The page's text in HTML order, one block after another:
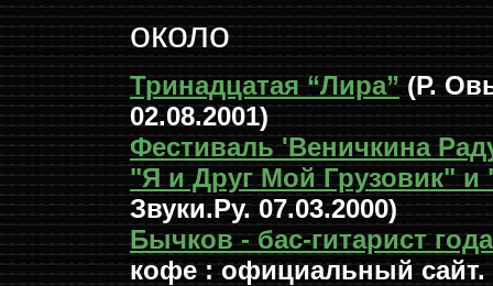
около
Тринадцатая “Лира” (Р.
02.08.2001)
Фестиваль 'Веничкина
"Я и Друг Мой Грузовик" и
Звуки.Ру. 07.03.2000)
Бычков - бас-гитарист года
кофе : официальный сайт.